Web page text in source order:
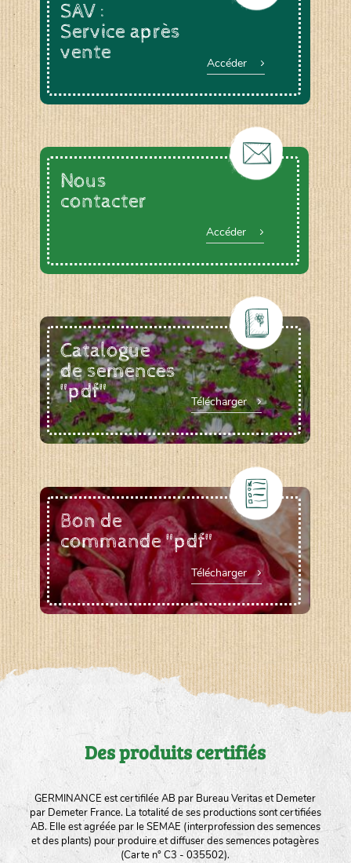
SAV :
Service après
vente
Accéder
Nous
contacter
Accéder
Catalogue
de semences
"pdf"
Télécharger
Bon de
commande "pdf"
Télécharger
Des produits certifiés
GERMINANCE est certifilée AB par Bureau Veritas et Demeter
par Demeter France. La totalité de ses productions sont certifiées
AB. Elle est agréée par le SEMAE (interprofession des semences
et des plants) pour produire et diffuser des semences potagères
(Carte n° C3 - 035502).